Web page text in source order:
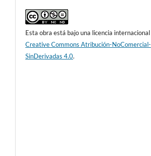
Esta obra está bajo una licencia internacional
Creative Commons Atribución-NoComercial-
SinDerivadas 4.0.